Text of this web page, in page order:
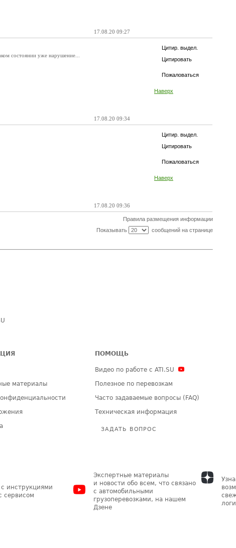
17.08.20 09:27
Цитир. выдел.
Цитировать
Пожаловаться
Наверх
состоянии уже нарушение...
17.08.20 09:34
Цитир. выдел.
Цитировать
Пожаловаться
Наверх
17.08.20 09:36
Правила размещения информации
Показывать
сообщений на странице
материалы
ПОМОЩЬ
Видео по работе с ATI.SU
Полезное по перевозкам
Часто задаваемые вопросы (FAQ)
Техническая информация
ЗАДАТЬ ВОПРОС
инструкциями
сервисом
Экспертные материалы
и новости обо всем, что связано
с автомобильными
грузоперевозками, на нашем
Дзене